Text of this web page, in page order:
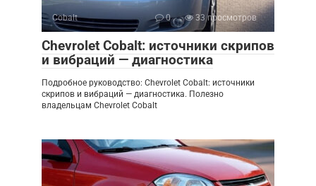
Cobalt 0 33 просмотров
Chevrolet Cobalt: источники скрипов
и вибраций — диагностика
Подробное руководство: Chevrolet Cobalt: источники
скрипов и вибраций — диагностика. Полезно
владельцам Chevrolet Cobalt